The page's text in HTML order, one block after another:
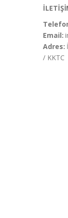
Email:
Adres:
/ KKTC